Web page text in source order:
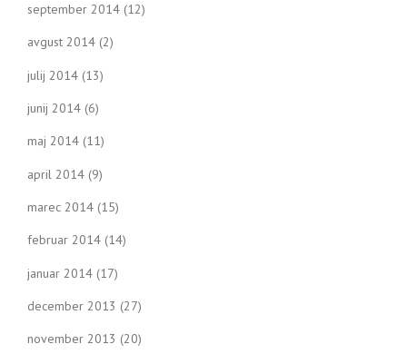
september 2014 (12)
avgust 2014 (2)
julij 2014 (13)
junij 2014 (6)
maj 2014 (11)
april 2014 (9)
marec 2014 (15)
februar 2014 (14)
januar 2014 (17)
december 2013 (27)
november 2013 (20)